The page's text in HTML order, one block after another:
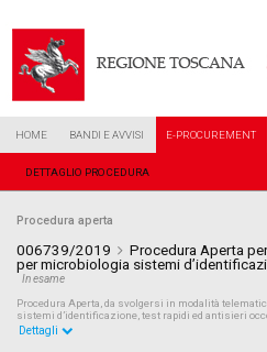
HOME BANDI E AVVISI E-PROCUREMENT
DETTAGLIO PROCEDURA
Procedura aperta
006739/2019
Procedura Aperta
per microbiologia sistemi
In esame
Procedura Aperta, da svolgersi in modalità
sistemi d’identificazione, test rapidi ed antisieri
Dettagli